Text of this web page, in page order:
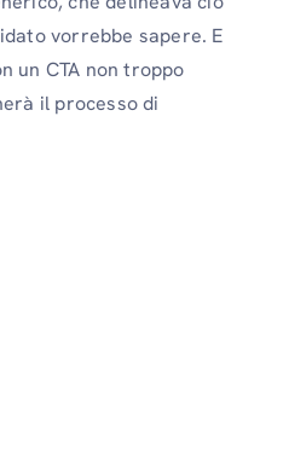
vorrebbe sapere. E
un CTA non troppo
il processo di